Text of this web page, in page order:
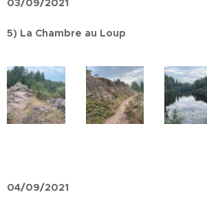
03/09/2021
5) La Chambre au Loup
04/09/2021